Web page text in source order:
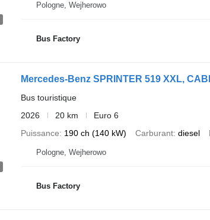
Pologne, Wejherowo
Bus Factory
Mercedes-Benz SPRINTER 519 XXL,
Bus touristique
2026
20 km
Euro 6
Puissance
190 ch (140 kW) Carburant diesel
Pologne, Wejherowo
Bus Factory